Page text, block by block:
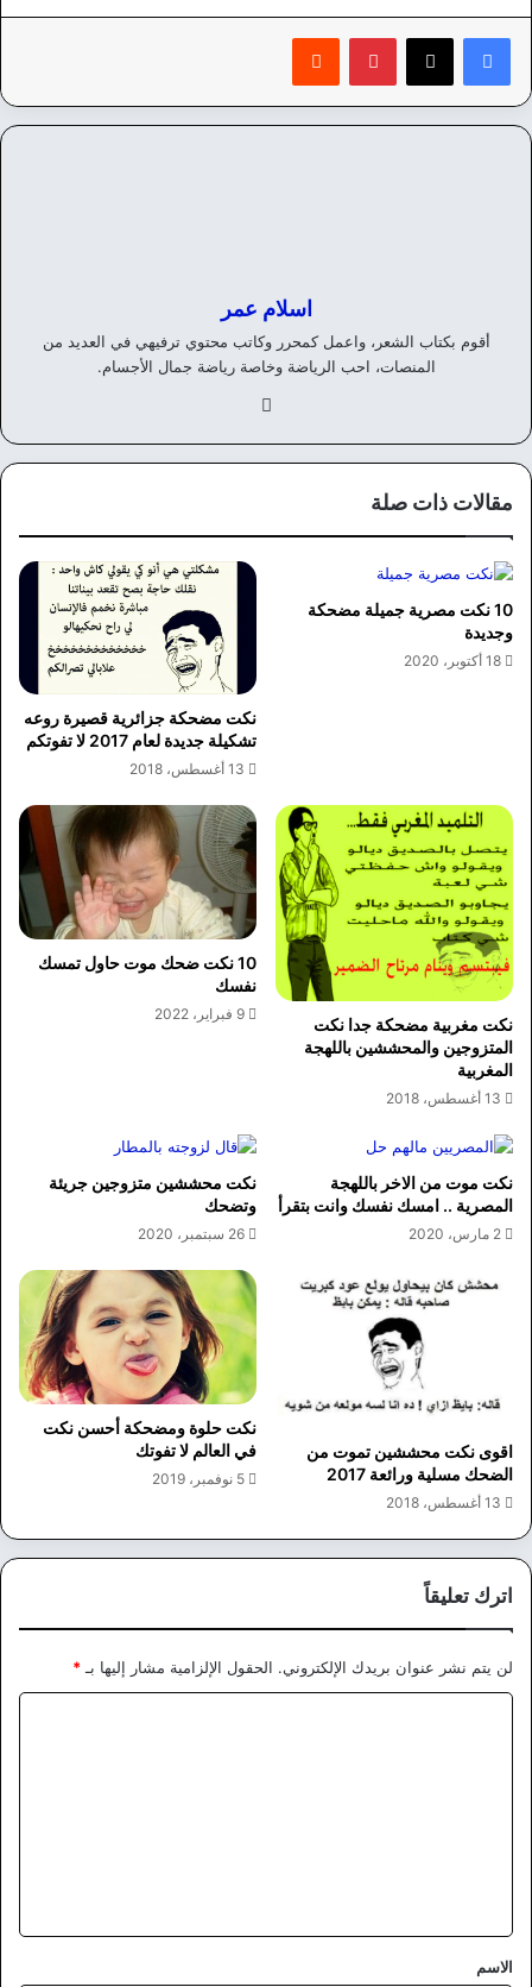
بينتيريست
اسلام عمر
أقوم بكتاب الشعر، واعمل كمحرر وكاتب محتوي ترفيهي في العديد من
المنصات، احب الرياضة وخاصة رياضة جمال الأجسام.
وك
مقالات ذات صلة
10 نكت مصرية جميلة مضحكة
وجديدة
18 أكتوبر، 2020
نكت مضحكة جزائرية قصيرة روعه
تشكيلة جديدة لعام 2017 لا تفوتكم
13 أغسطس، 2018
نكت مغربية مضحكة جدا نكت
المتزوجين والمحششين باللهجة
المغربية
13 أغسطس، 2018
10 نكت ضحك موت حاول تمسك
نفسك
9 فبراير، 2022
نكت موت من الاخر باللهجة
المصرية .. امسك نفسك وانت بتقرأ
2 مارس، 2020
نكت محششين متزوجين جريئة
وتضحك
26 سبتمبر، 2020
اقوى نكت محششين تموت من
الضحك مسلية ورائعة 2017
13 أغسطس، 2018
نكت حلوة ومضحكة أحسن نكت
في العالم لا تفوتك
5 نوفمبر، 2019
اترك تعليقاً
لن يتم نشر عنوان بريدك الإلكتروني. الحقول الإلزامية مشار إليها بـ*
*
الاسم